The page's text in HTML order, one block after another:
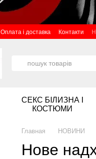
Оплата і доставка Контакти
СЕКС БІЛИЗНА І
КОСТЮМИ
Главная НОВИНИ
Нове